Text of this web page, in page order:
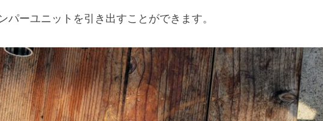
パーユニットを引き出すことができます。